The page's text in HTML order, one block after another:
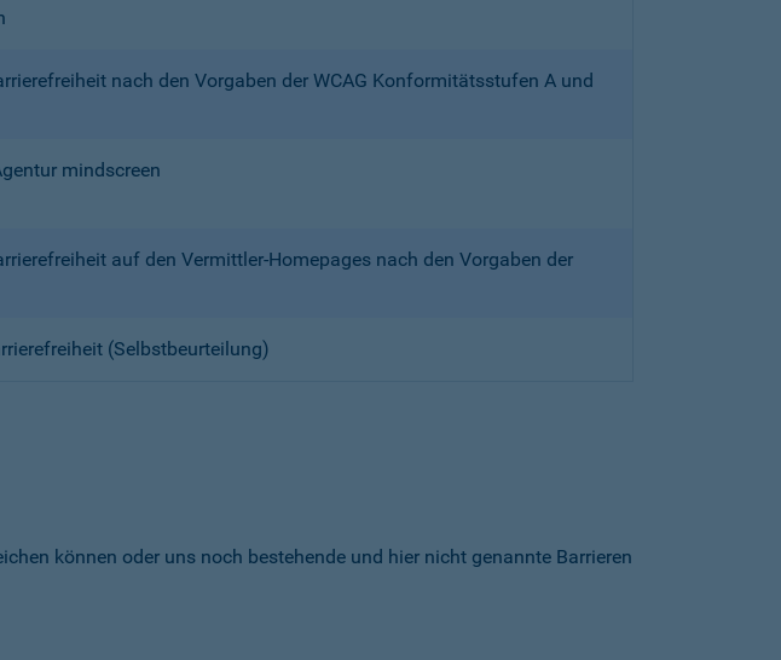
nach den Vorgaben der WCAG Konformitätsstufen A und
mindscreen
auf den Vermittler-Homepages nach den Vorgaben der
(Selbstbeurteilung)
können oder uns noch bestehende und hier nicht genannte Barrieren